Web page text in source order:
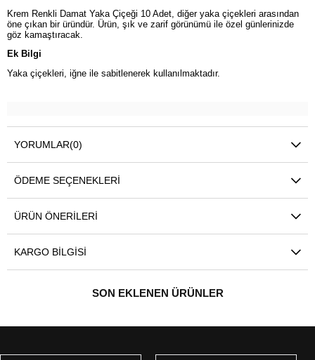
Krem Renkli Damat Yaka Çiçeği 10 Adet, diğer yaka çiçekleri arasından
öne çıkan bir üründür. Ürün, şık ve zarif görünümü ile özel günlerinizde
göz kamaştıracak.
Ek Bilgi
Yaka çiçekleri, iğne ile sabitlenerek kullanılmaktadır.
YORUMLAR(0)
ÖDEME SEÇENEKLERI
ÜRÜN ÖNERILERI
KARGO BILGISI
SON EKLENEN ÜRÜNLER